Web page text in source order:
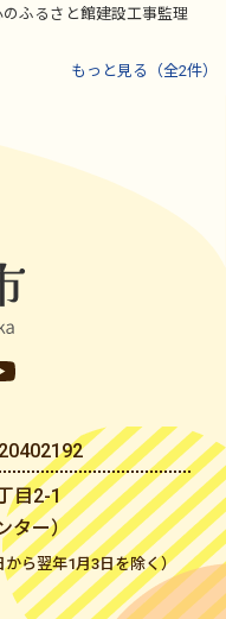
ふるさと館建設工事監理
もっと見る（全2件）
目2-1
ター）
ら翌年1月3日を除く）